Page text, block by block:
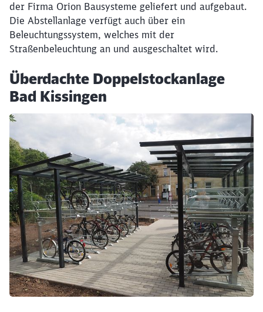
der Firma Orion Bausysteme geliefert und aufgebaut.
Die Abstellanlage verfügt auch über ein
Beleuchtungssystem, welches mit der
Straßenbeleuchtung an und ausgeschaltet wird.
Überdachte Doppelstockanlage
Bad Kissingen
Klicken, um den folgenden Slider zu überspringen
Schließen
Möchten Sie zuweitergeleitet
werden?
Abbrechen Weiter